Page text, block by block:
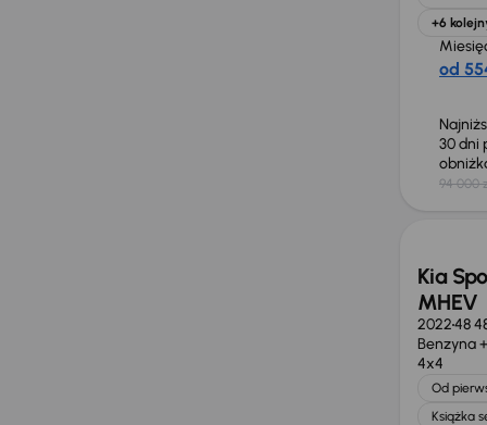
+6
od
30 dni
94 000
Taniej
Kia
MHEV
202248
Benzyna
4x4
Od
Książka